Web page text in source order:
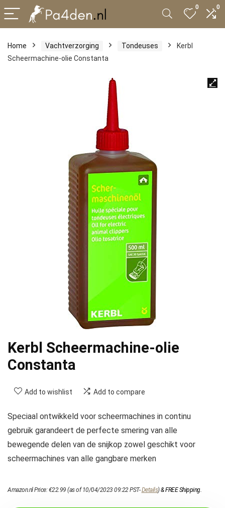
0 0
Home Vachtverzorging Tondeuses
Kerbl
Scheermachine-olie Constanta
Kerbl Scheermachine-olie
Constanta
Add to wishlist Add to compare
Speciaal ontwikkeld voor scheermachines in continu
gebruik garandeert de perfecte smering van alle
bewegende delen van de snijkop zowel geschikt voor
scheermachines van alle gangbare merken
Amazon.nl Price:€22.99 (as of 10/04/2023 09:22 PST-Details)&FREE Shipping.